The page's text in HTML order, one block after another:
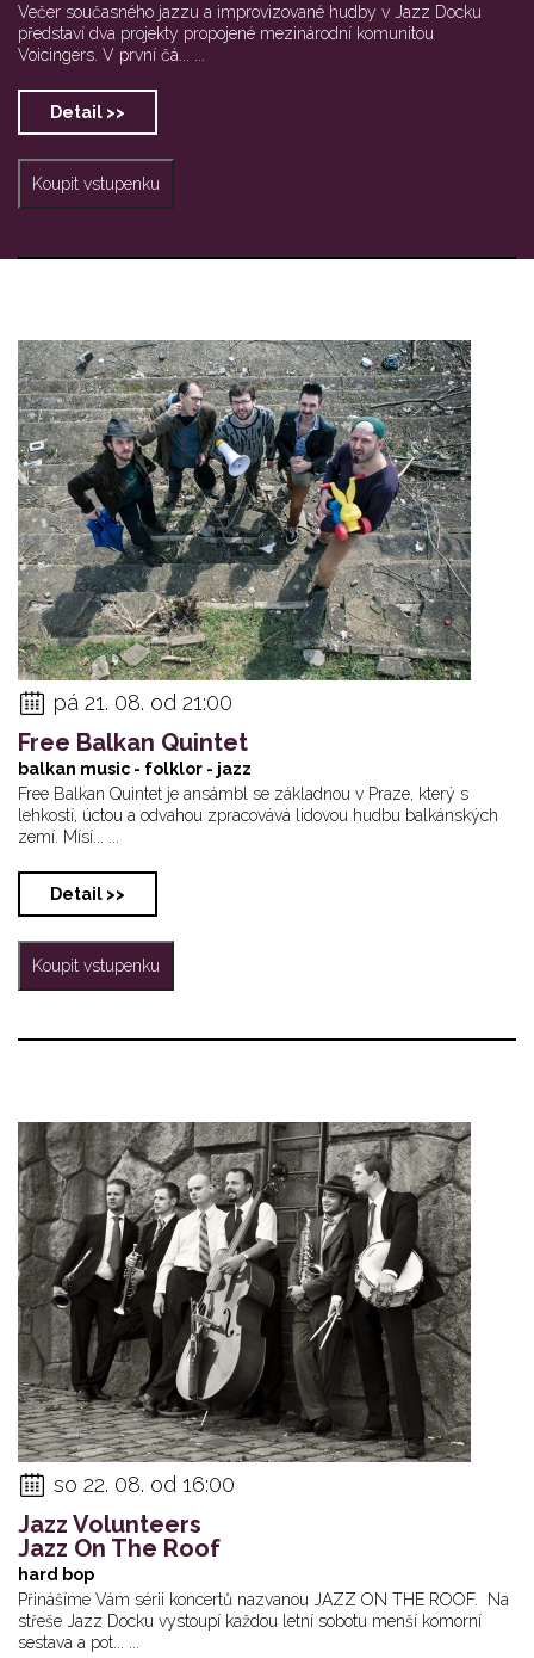
Večer současného jazzu a improvizované hudby v Jazz Docku
představí dva projekty propojené mezinárodní komunitou
Voicingers. V první čá... ...
Detail >>
Koupit vstupenku
pá 21. 08. od 21:00
Free Balkan Quintet
balkan music - folklor - jazz
Free Balkan Quintet je ansámbl se základnou v Praze, který s
lehkostí, úctou a odvahou zpracovává lidovou hudbu balkánských
zemí. Mísí... ...
Detail >>
Koupit vstupenku
so 22. 08. od 16:00
Jazz Volunteers
Jazz On The Roof
hard bop
Přinášíme Vám sérii koncertů nazvanou JAZZ ON THE ROOF. Na
střeše Jazz Docku vystoupí každou letní sobotu menší komorní
sestava a pot... ...